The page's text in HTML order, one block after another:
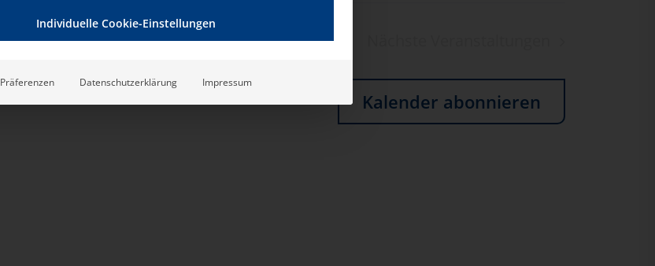
Kalender abonnieren
Individuelle Cookie-Einstellungen
Präferenzen Datenschutzerklärung Impressum